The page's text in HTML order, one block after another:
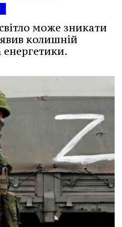
може зникати
колишній
енергетики.